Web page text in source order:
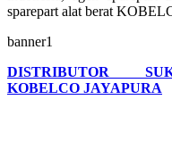
sparepart alat berat
banner1
DISTRIBUTOR
KOBELCO JAYAPURA